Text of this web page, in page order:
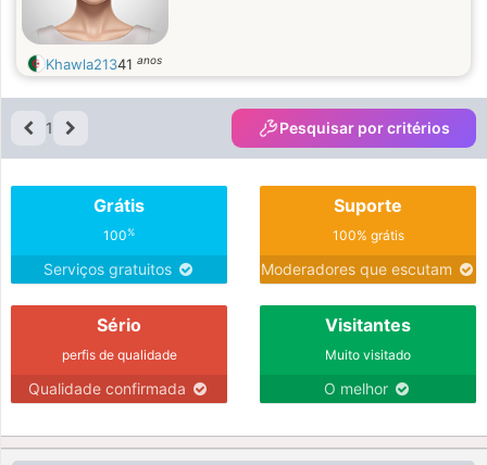
Khawla21341 anos
1 Pesquisar por critérios
Grátis
100%
Serviços gratuitos
Suporte
100% grátis
Moderadores que escutam
Sério
perfis de qualidade
Qualidade confirmada
Visitantes
Muito visitado
O melhor